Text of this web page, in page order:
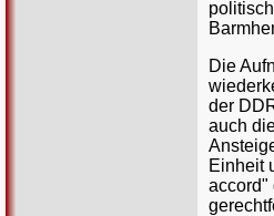
Die
der
auch
Einheit
accord"